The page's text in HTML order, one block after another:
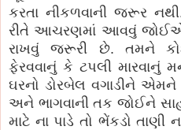
કરતા નીકળવાની જરૂર
રીતે આચરણમાં આવવું જોઈએ.
રાખવું જરૂરી છે. તમને કોઈ
ફેરવવાનું કે ટપલી મારવાનું
ઘરનો ડોરબેલ વગાડીને
અને ભાગવાની તક જોઈને
માટે ના પાડે તો ભેંકડો